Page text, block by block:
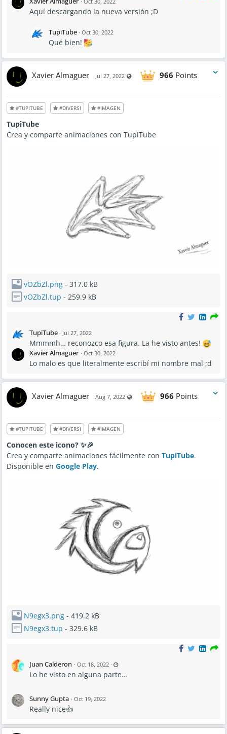
Aquí descargando la nueva versión ;D
TupiTube · Oct 30, 2022
Qué bien!
Xavier Almaguer Jul 27, 2022 Visible also to unregistered users
966 Points
#TUPITUBE #DIVERSI #IMAGEN
TupiTube
Crea y comparte animaciones con TupiTube
vOZbZl.png - 317.0 kB
vOZbZl.tup - 259.9 kB
TupiTube · Jul 27, 2022
Mmmmh… reconozco esa figura. La he visto antes!
Xavier Almaguer · Oct 30, 2022
Lo malo es que literalmente escribí mi nombre mal ;d
Xavier Almaguer Aug 7, 2022 Visible also to unregistered users
966 Points
#TUPITUBE #DIVERSI #IMAGEN
Conocen este icono? ✨🎉
Crea y comparte animaciones fácilmente con TupiTube.
Disponible en Google Play.
N9egx3.png - 419.2 kB
N9egx3.tup - 329.6 kB
Juan Calderon · Oct 18, 2022 · L
a
s
t
O
c
Lo he visto en alguna parte…
Sunny Gupta · Oct 19, 2022
Really nice👍